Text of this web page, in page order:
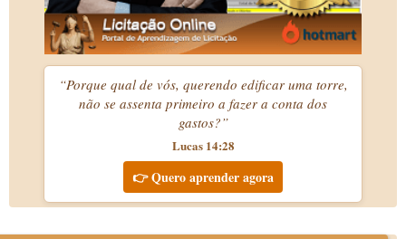
“Porque qual de vós, querendo edificar uma torre,
não se assenta primeiro a fazer a conta dos
gastos?”
Lucas 14:28
👉 Quero aprender agora